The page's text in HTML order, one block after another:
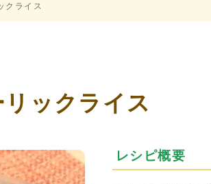
クライス
ックライス
レシピ概要